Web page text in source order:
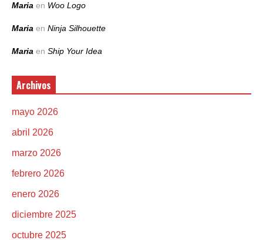
Maria en Woo Logo
Maria en Ninja Silhouette
Maria en Ship Your Idea
Archivos
mayo 2026
abril 2026
marzo 2026
febrero 2026
enero 2026
diciembre 2025
octubre 2025